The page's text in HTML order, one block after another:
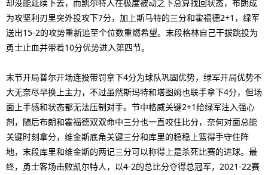
却没能延续下去，而凯尔特人在极度被动之下总算找回状态，布朗成
为攻坚利刃里突外投攻下7分，加上斯马特的三分和霍福德2+1，绿军
送出15-2的攻势重新追至个位数重燃希望。末段格林自己干拔跳投为
勇士止血并带着10分优势进入第四节。
末节开局普尔开场连投带罚拿下4分为球队巩固优势，绿军开局优势不
大无奈尽早换上主力，不过虽然斯玛特和塔图姆也联手拿下4分，但场
面上手感和状态都无法压制对手。节中格威关键2+1给绿军注入强心
剂，随后布朗和霍福德双双命中三分也一直咬住比分，奈何对面总能
关键时刻拿分，维金斯底角关键三分和库里的稳稳上篮得手守住阵
地，末段库里和维金斯的两记三分可以称得上是杀死比赛的进球。最
终，勇士客场击败凯尔特人，以4-2的总比分夺得总冠军，2021-22赛